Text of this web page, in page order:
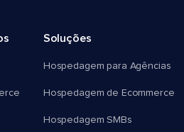
Soluções
Hospedagem para Agências
Hospedagem de Ecommerce
Hospedagem SMBs